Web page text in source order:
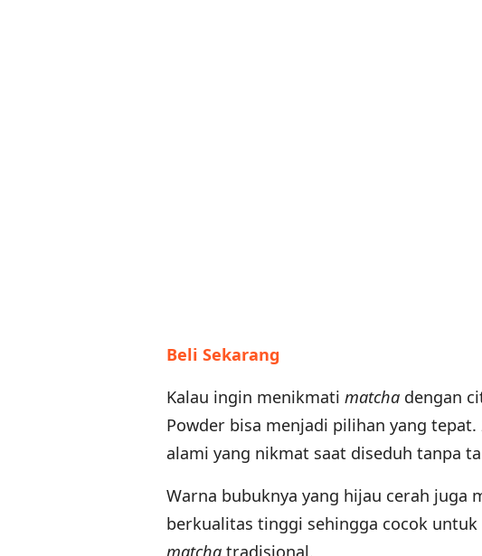
Beli Sekarang
Kalau ingin menikmati matcha dengan
Powder bisa menjadi pilihan yang tepat.
alami yang nikmat saat diseduh tanpa
Warna bubuknya yang hijau cerah juga
berkualitas tinggi sehingga cocok
matcha tradisional.